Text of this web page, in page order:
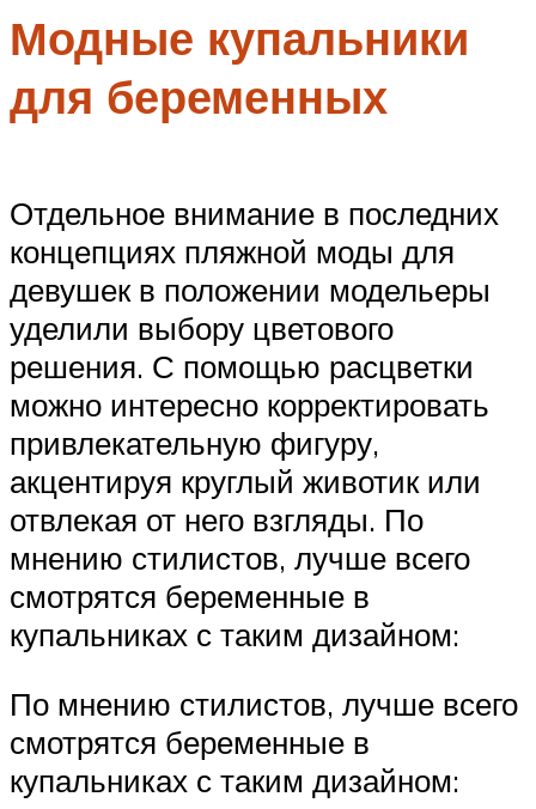
Модные купальники
для беременных
Отдельное внимание в последних
концепциях пляжной моды для
девушек в положении модельеры
уделили выбору цветового
решения. С помощью расцветки
можно интересно корректировать
привлекательную фигуру,
акцентируя круглый животик или
отвлекая от него взгляды. По
мнению стилистов, лучше всего
смотрятся беременные в
купальниках с таким дизайном:
По мнению стилистов, лучше всего
смотрятся беременные в
купальниках с таким дизайном: